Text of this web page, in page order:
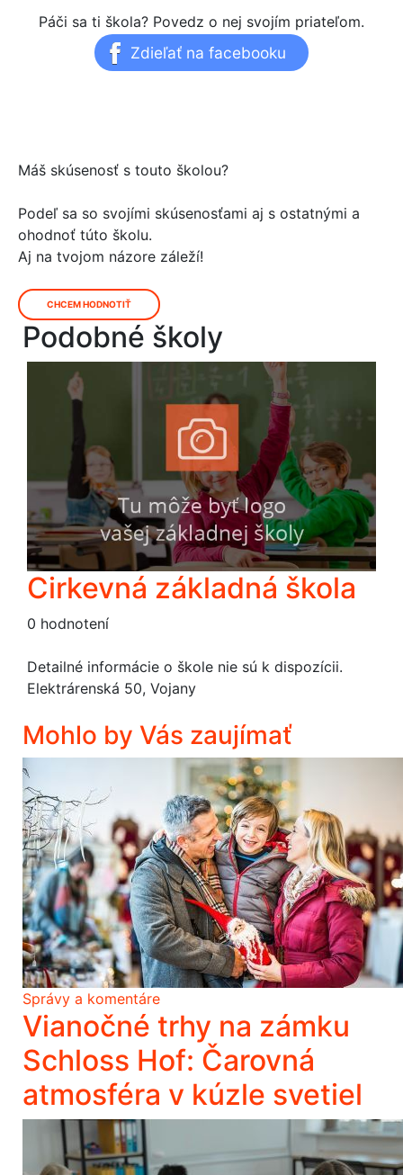
Páči sa ti škola? Povedz o nej svojím priateľom.
Zdieľať na facebooku
Máš skúsenosť s touto školou?
Podeľ sa so svojími skúsenosťami aj s ostatnými a
ohodnoť túto školu.
Aj na tvojom názore záleží!
CHCEM HODNOTIŤ
Podobné školy
Cirkevná základná škola
0 hodnotení
Detailné informácie o škole nie sú k dispozícii.
Elektrárenská 50, Vojany
Mohlo by Vás zaujímať
Správy a komentáre
Vianočné trhy na zámku
Schloss Hof: Čarovná
atmosféra v kúzle svetiel